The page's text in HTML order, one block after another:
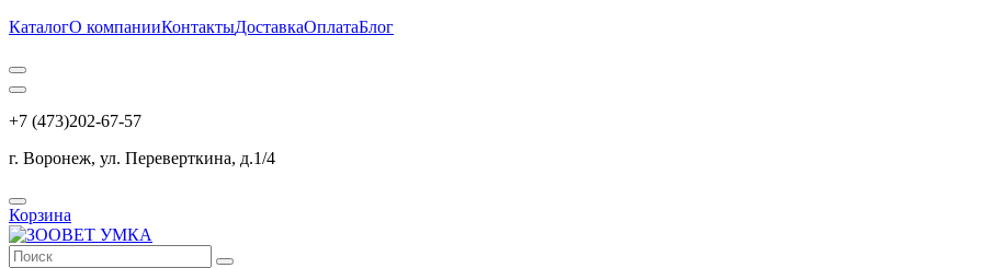
КаталогО компанииКонтактыДоставкаОплатаБлог
+7 (473)202-67-57
г. Воронеж, ул. Переверткина, д.1/4
Корзина